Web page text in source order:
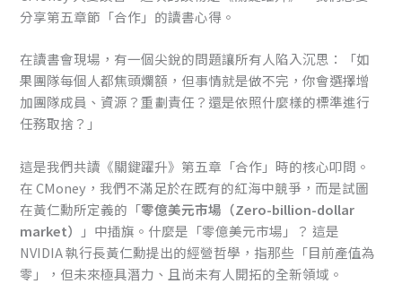
分享第五章節「合作」的讀書心得。
在讀書會現場，有一個尖銳的問題讓所有人陷入沉思：「如
果團隊每個人都焦頭爛額，但事情就是做不完，你會選擇增
加團隊成員、資源？重劃責任？還是依照什麼樣的標準進行
任務取捨？」
這是我們共讀《關鍵躍升》第五章「合作」時的核心叩問。
在 CMoney，我們不滿足於在既有的紅海中競爭，而是試圖
在黃仁勳所定義的「零億美元市場（Zero-billion-dollar
market）
」中插旗。什麼是「零億美元市場」？ 這是
NVIDIA 執行長黃仁勳提出的經營哲學，指那些「目前產值為
零」，但未來極具潛力、且尚未有人開拓的全新領域。